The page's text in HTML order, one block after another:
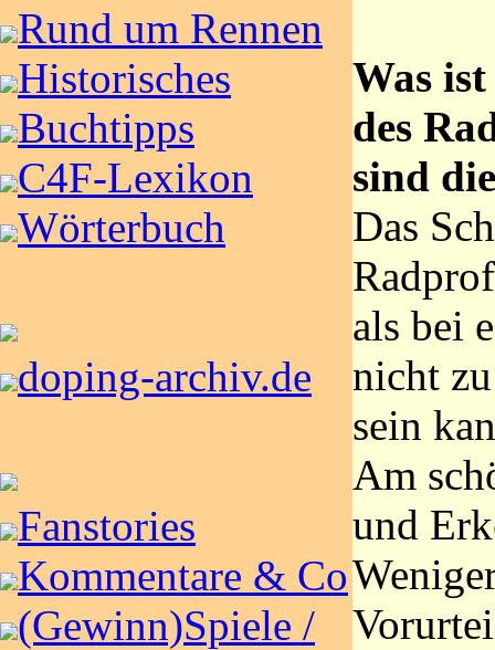
Rund um Rennen
Historisches
Buchtipps
C4F-Lexikon
Wörterbuch
doping-archiv.de
Fanstories
Kommentare & Co
(Gewinn)Spiele /
Was
des
sind
Das
als bei
nicht
sein
Am
und